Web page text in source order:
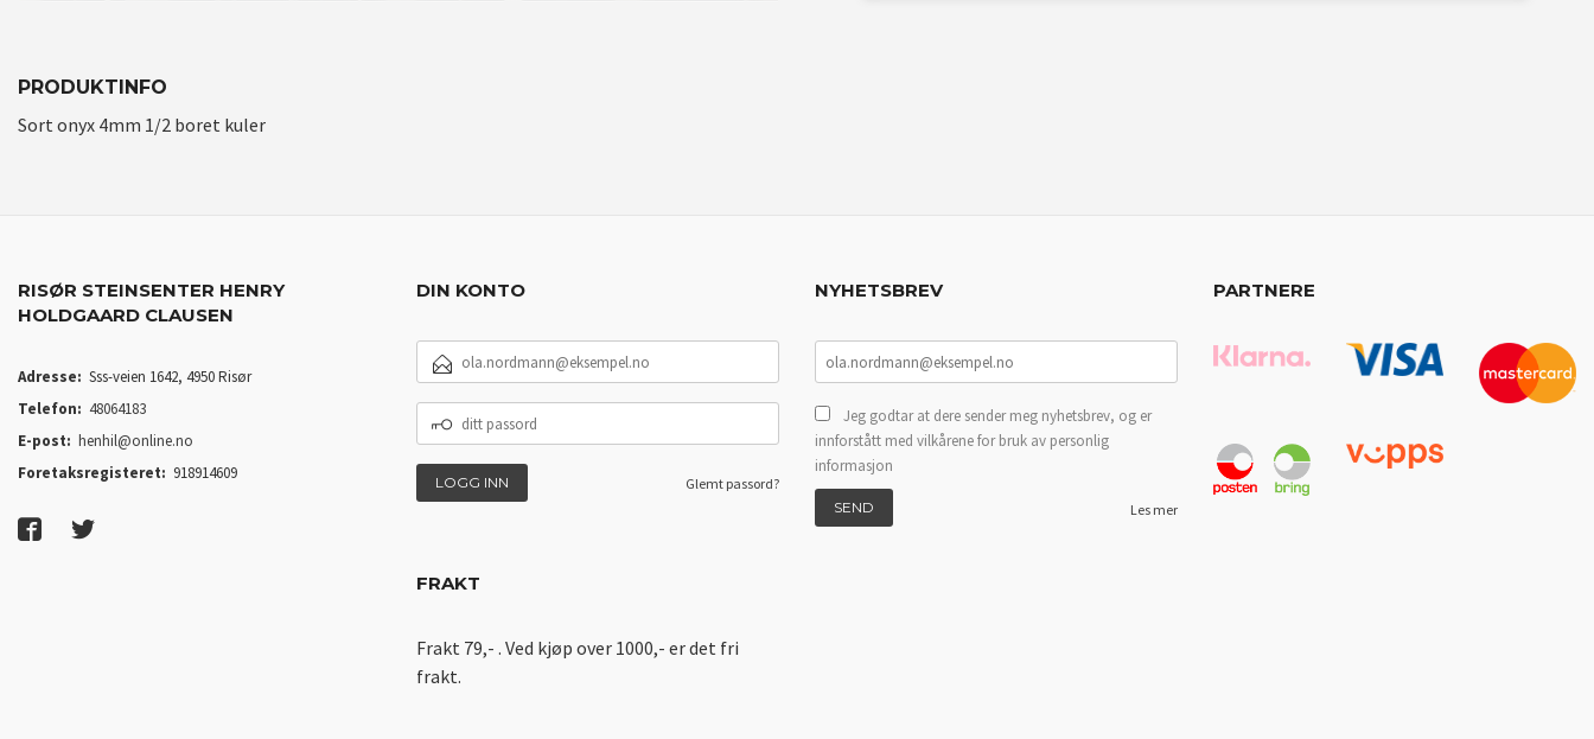
PRODUKTINFO
Sort onyx 4mm 1/2 boret kuler
RISØR STEINSENTER HENRY
HOLDGAARD CLAUSEN
Adresse: Sss-veien 1642, 4950 Risør
Telefon: 48064183
E-post: henhil@online.no
Foretaksregisteret: 918914609
DIN KONTO
POSTADRESSE
PASSORD
Glemt passord?
FRAKT
Frakt 79,- . Ved kjøp over 1000,- er det fri
frakt.
NYHETSBREV
Jeg godtar at dere sender meg nyhetsbrev, og er
innforstått med vilkårene for bruk av personlig
informasjon
Les mer
PARTNERE